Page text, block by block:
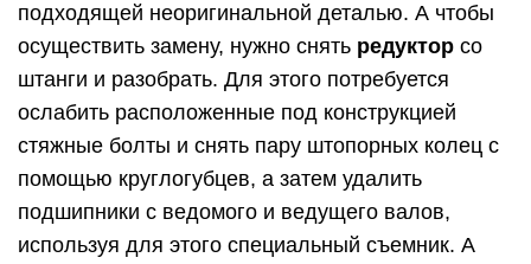
подходящей неоригинальной деталью. А чтобы
осуществить замену, нужно снять редуктор со
штанги и разобрать. Для этого потребуется
ослабить расположенные под конструкцией
стяжные болты и снять пару штопорных колец с
помощью круглогубцев, а затем удалить
подшипники с ведомого и ведущего валов,
используя для этого специальный съемник. А